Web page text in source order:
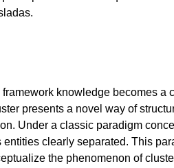
knowledge becomes a
presents a novel way of
Under a classic paradigm
clearly separated. This
the phenomenon of